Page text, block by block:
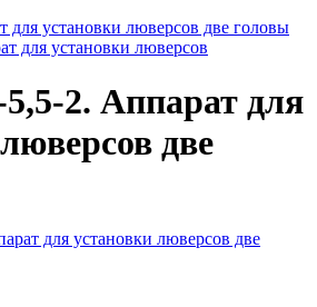
для установки люверсов две головы
для установки люверсов
2. Аппарат для
две